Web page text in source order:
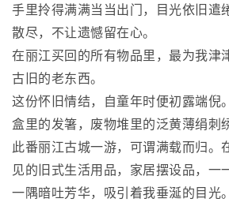
手里拎得满满当当出门，目光依旧遣
散尽，不让遗憾留在心。
在丽江买回的所有物品里，最为我津
古旧的老东西。
这份怀旧情结，自童年时便初露端倪
盒里的发箸，废物堆里的泛黄薄绢刺
此番丽江古城一游，可谓满载而归。
见的旧式生活用品，家居摆设品，一
一隅暗吐芳华，吸引着我垂涎的目光。